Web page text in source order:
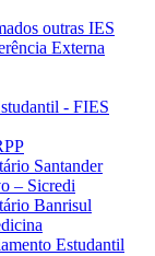
outras IES
Externa
- FIES
Santander
– Sicredi
Banrisul
Estudantil